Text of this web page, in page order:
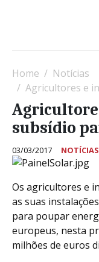
Home
Notícias
Agricultores e
subsídio
03/03/2017 NOTÍCIAS
Os agricultores e
as suas
para poupar
europeus, nesta
milhões de euros